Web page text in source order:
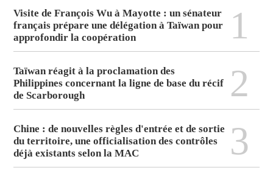
Visite de François Wu à Mayotte : un sénateur
français prépare une délégation à Taïwan pour
approfondir la coopération
1
Taïwan réagit à la proclamation des
Philippines concernant la ligne de base du récif
de Scarborough
2
Chine : de nouvelles règles d'entrée et de sortie
du territoire, une officialisation des contrôles
déjà existants selon la MAC
3